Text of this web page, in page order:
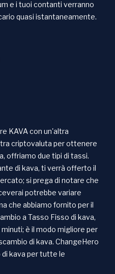
e i tuoi contanti verranno
quasi istantaneamente.
KAVA con un'altra
criptovaluta per ottenere
offriamo due tipi di tassi.
di kava, ti verrà offerto il
si prega di notare che
potrebbe variare
che abbiamo fornito per il
a Tasso Fisso di kava,
è il modo migliore per
di kava. ChangeHero
kava per tutte le